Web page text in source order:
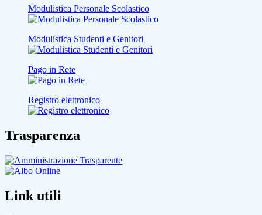
Modulistica Personale Scolastico
Modulistica Studenti e Genitori
Pago in Rete
Registro elettronico
Trasparenza
Link utili